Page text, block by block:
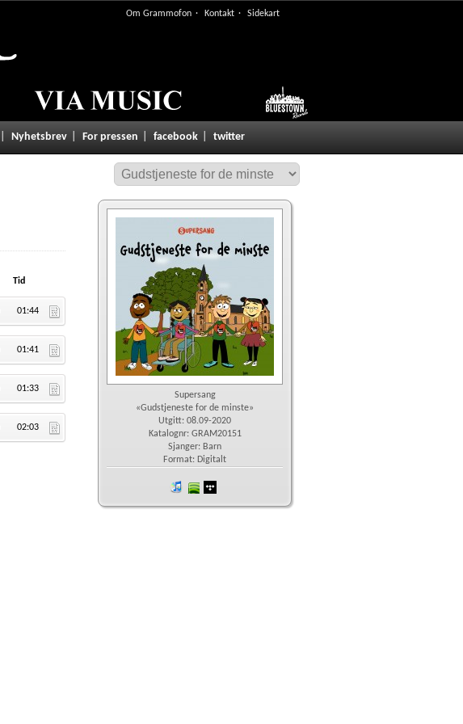
Om Grammofon Kontakt Sidekart
Nyhetsbrev For pressen facebook twitter
Tid
01:44
01:41
01:33
02:03
Supersang
«Gudstjeneste for de minste»
Utgitt: 08.09-2020
Katalognr: GRAM20151
Sjanger: Barn
Format: Digitalt
iTunesspotify